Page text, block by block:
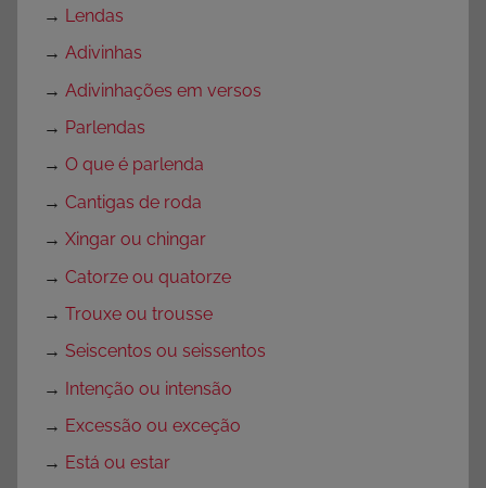
→ Lendas
→ Adivinhas
→ Adivinhações em versos
→ Parlendas
→ O que é parlenda
→ Cantigas de roda
→ Xingar ou chingar
→ Catorze ou quatorze
→ Trouxe ou trousse
→ Seiscentos ou seissentos
→ Intenção ou intensão
→ Excessão ou exceção
→ Está ou estar